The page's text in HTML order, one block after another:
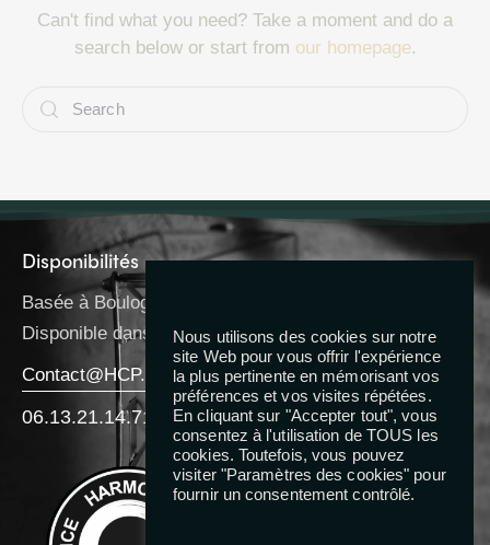
Can't find what you need? Take a moment and do a
search below or start from our homepage.
Disponibilités
Basée à Boulogne-Billancourt
Disponible dans toute l’IDF
Contact@HCP.Coach
06.13.21.14.71
Reseaux
Nous utilisons des cookies sur notre
site Web pour vous offrir l'expérience
la plus pertinente en mémorisant vos
préférences et vos visites répétées.
En cliquant sur "Accepter tout", vous
consentez à l'utilisation de TOUS les
cookies. Toutefois, vous pouvez
visiter "Paramètres des cookies" pour
fournir un consentement contrôlé.